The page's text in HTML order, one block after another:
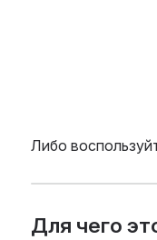
Либо
Для чего